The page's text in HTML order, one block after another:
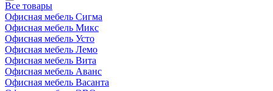
Все товары
Офисная мебель Сигма
Офисная мебель Микс
Офисная мебель Усто
Офисная мебель Лемо
Офисная мебель Вита
Офисная мебель Аванс
Офисная мебель Васанта